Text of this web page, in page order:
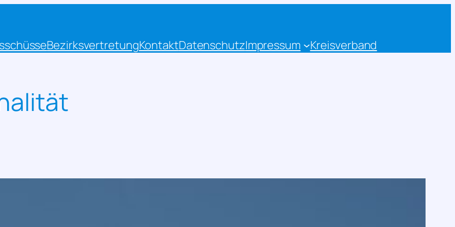
BezirksvertretungKontaktDatenschutzImpressum Kreisverband